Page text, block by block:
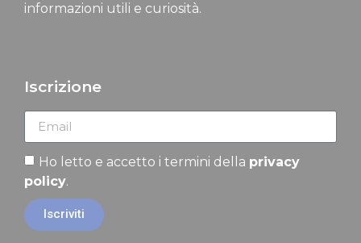
informazioni utili e curiosità.
Iscrizione
Ho letto e accetto i termini della privacy
policy.
Iscriviti